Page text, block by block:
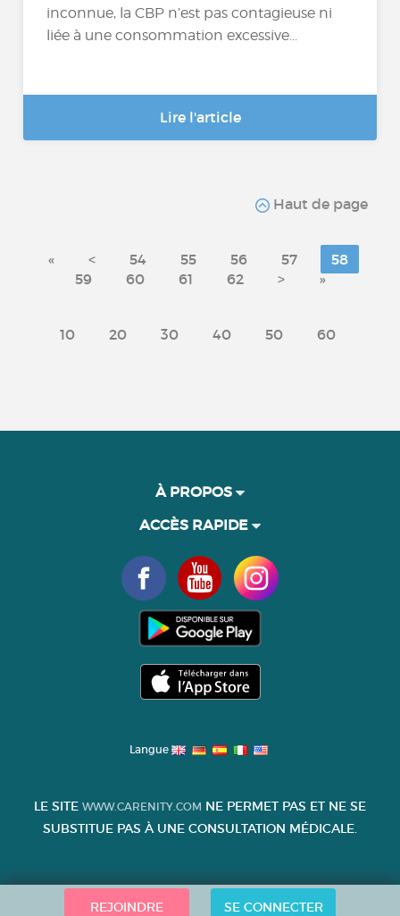
inconnue, la CBP n’est pas contagieuse ni
liée à une consommation excessive...
Lire l'article
Haut de page
« < 54 55 56 57
58
59
60 61 62 > »
10 20 30 40 50 60
REJOINDRE SE CONNECTER
À PROPOS
ACCÈS RAPIDE
Langue
LE SITE WWW.CARENITY.COM NE PERMET PAS ET NE SE
SUBSTITUE PAS À UNE CONSULTATION MÉDICALE.